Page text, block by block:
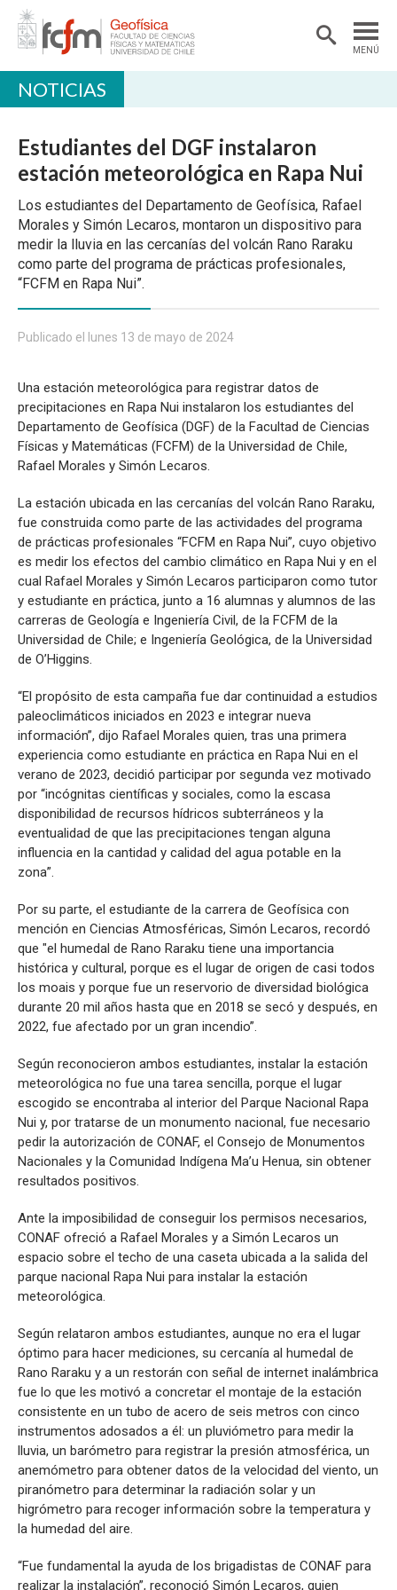
MENÚ
DOCENCIA
INVESTIGACIÓN
EXTENSIÓN
BIBLIOTECA
LABORATORIOS
Ciencias Atmosféricas
Sismología
NOTICIAS
Estudiantes del DGF instalaron
estación meteorológica en Rapa Nui
Los estudiantes del Departamento de Geofísica, Rafael
Morales y Simón Lecaros, montaron un dispositivo para
medir la lluvia en las cercanías del volcán Rano Raraku
como parte del programa de prácticas profesionales,
“FCFM en Rapa Nui”.
Publicado el lunes 13 de mayo de 2024
Una estación meteorológica para registrar datos de
precipitaciones en Rapa Nui instalaron los estudiantes del
Departamento de Geofísica (DGF) de la Facultad de Ciencias
Físicas y Matemáticas (FCFM) de la Universidad de Chile,
Rafael Morales y Simón Lecaros.
La estación ubicada en las cercanías del volcán Rano Raraku,
fue construida como parte de las actividades del programa
de prácticas profesionales “FCFM en Rapa Nui”, cuyo objetivo
es medir los efectos del cambio climático en Rapa Nui y en el
cual Rafael Morales y Simón Lecaros participaron como tutor
y estudiante en práctica, junto a 16 alumnas y alumnos de las
carreras de Geología e Ingeniería Civil, de la FCFM de la
Universidad de Chile; e Ingeniería Geológica, de la Universidad
de O’Higgins.
“El propósito de esta campaña fue dar continuidad a estudios
paleoclimáticos iniciados en 2023 e integrar nueva
información”, dijo Rafael Morales quien, tras una primera
experiencia como estudiante en práctica en Rapa Nui en el
verano de 2023, decidió participar por segunda vez motivado
por “incógnitas científicas y sociales, como la escasa
disponibilidad de recursos hídricos subterráneos y la
eventualidad de que las precipitaciones tengan alguna
influencia en la cantidad y calidad del agua potable en la
zona”.
Por su parte, el estudiante de la carrera de Geofísica con
mención en Ciencias Atmosféricas, Simón Lecaros, recordó
que "el humedal de Rano Raraku tiene una importancia
histórica y cultural, porque es el lugar de origen de casi todos
los moais y porque fue un reservorio de diversidad biológica
durante 20 mil años hasta que en 2018 se secó y después, en
2022, fue afectado por un gran incendio”.
Según reconocieron ambos estudiantes, instalar la estación
meteorológica no fue una tarea sencilla, porque el lugar
escogido se encontraba al interior del Parque Nacional Rapa
Nui y, por tratarse de un monumento nacional, fue necesario
pedir la autorización de CONAF, el Consejo de Monumentos
Nacionales y la Comunidad Indígena Ma’u Henua, sin obtener
resultados positivos.
Ante la imposibilidad de conseguir los permisos necesarios,
CONAF ofreció a Rafael Morales y a Simón Lecaros un
espacio sobre el techo de una caseta ubicada a la salida del
parque nacional Rapa Nui para instalar la estación
meteorológica.
Según relataron ambos estudiantes, aunque no era el lugar
óptimo para hacer mediciones, su cercanía al humedal de
Rano Raraku y a un restorán con señal de internet inalámbrica
fue lo que les motivó a concretar el montaje de la estación
consistente en un tubo de acero de seis metros con cinco
instrumentos adosados a él: un pluviómetro para medir la
lluvia, un barómetro para registrar la presión atmosférica, un
anemómetro para obtener datos de la velocidad del viento, un
piranómetro para determinar la radiación solar y un
higrómetro para recoger información sobre la temperatura y
la humedad del aire.
“Fue fundamental la ayuda de los brigadistas de CONAF para
realizar la instalación”, reconoció Simón Lecaros, quien